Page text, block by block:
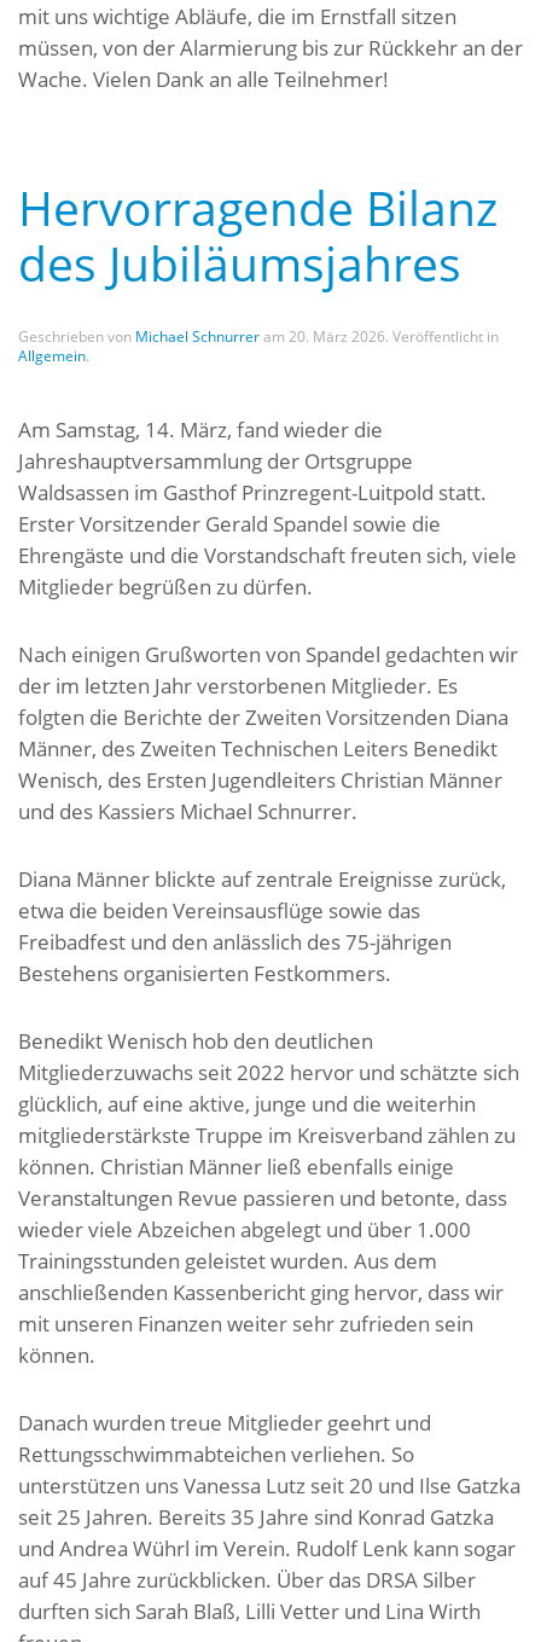
mit uns wichtige Abläufe, die im Ernstfall sitzen
müssen, von der Alarmierung bis zur Rückkehr an der
Wache. Vielen Dank an alle Teilnehmer!
Hervorragende Bilanz
des Jubiläumsjahres
Geschrieben von Michael Schnurreram 20. März 2026. Veröffentlicht in
Allgemein.
Am Samstag, 14. März, fand wieder die
Jahreshauptversammlung der Ortsgruppe
Waldsassen im Gasthof Prinzregent-Luitpold statt.
Erster Vorsitzender Gerald Spandel sowie die
Ehrengäste und die Vorstandschaft freuten sich, viele
Mitglieder begrüßen zu dürfen.
Nach einigen Grußworten von Spandel gedachten wir
der im letzten Jahr verstorbenen Mitglieder. Es
folgten die Berichte der Zweiten Vorsitzenden Diana
Männer, des Zweiten Technischen Leiters Benedikt
Wenisch, des Ersten Jugendleiters Christian Männer
und des Kassiers Michael Schnurrer.
Diana Männer blickte auf zentrale Ereignisse zurück,
etwa die beiden Vereinsausflüge sowie das
Freibadfest und den anlässlich des 75-jährigen
Bestehens organisierten Festkommers.
Benedikt Wenisch hob den deutlichen
Mitgliederzuwachs seit 2022 hervor und schätzte sich
glücklich, auf eine aktive, junge und die weiterhin
mitgliederstärkste Truppe im Kreisverband zählen zu
können. Christian Männer ließ ebenfalls einige
Veranstaltungen Revue passieren und betonte, dass
wieder viele Abzeichen abgelegt und über 1.000
Trainingsstunden geleistet wurden. Aus dem
anschließenden Kassenbericht ging hervor, dass wir
mit unseren Finanzen weiter sehr zufrieden sein
können.
Danach wurden treue Mitglieder geehrt und
Rettungsschwimmabteichen verliehen. So
unterstützen uns Vanessa Lutz seit 20 und Ilse Gatzka
seit 25 Jahren. Bereits 35 Jahre sind Konrad Gatzka
und Andrea Wührl im Verein. Rudolf Lenk kann sogar
auf 45 Jahre zurückblicken. Über das DRSA Silber
durften sich Sarah Blaß, Lilli Vetter und Lina Wirth